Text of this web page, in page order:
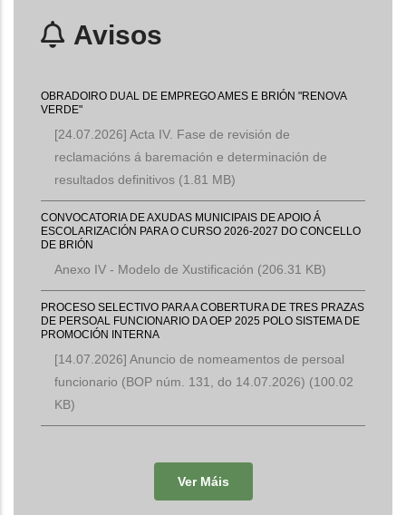
Avisos
OBRADOIRO DUAL DE EMPREGO AMES E BRIÓN "RENOVA
VERDE"
[24.07.2026] Acta IV. Fase de revisión de
reclamacións á baremación e determinación de
resultados definitivos (1.81 MB)
CONVOCATORIA DE AXUDAS MUNICIPAIS DE APOIO Á
ESCOLARIZACIÓN PARA O CURSO 2026-2027 DO CONCELLO
DE BRIÓN
Anexo IV - Modelo de Xustificación (206.31 KB)
PROCESO SELECTIVO PARA A COBERTURA DE TRES PRAZAS
DE PERSOAL FUNCIONARIO DA OEP 2025 POLO SISTEMA DE
PROMOCIÓN INTERNA
[14.07.2026] Anuncio de nomeamentos de persoal
funcionario (BOP núm. 131, do 14.07.2026) (100.02
KB)
Ver Máis